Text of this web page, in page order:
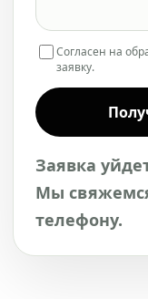
Согласен на
заявку.
Заявка
Мы
телефону.